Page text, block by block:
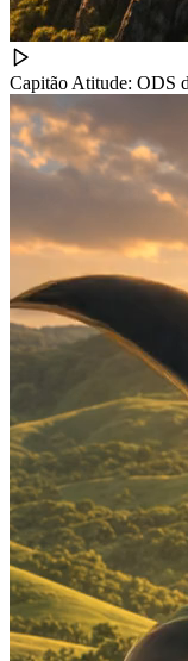
Capitão Atitude: ODS